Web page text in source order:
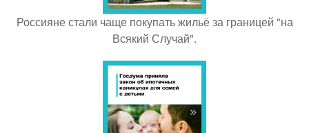
Россияне стали чаще покупать жильё за границей "на
Всякий Случай".